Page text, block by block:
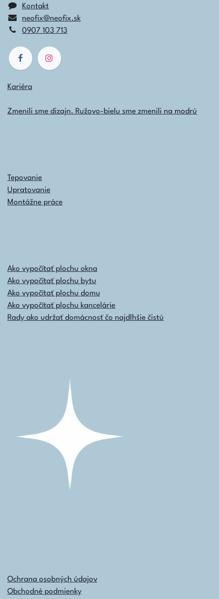
Kontakt
neofix@neofix.sk
0907 103 713
Kariéra
Zmenili sme dizajn. Ružovo-bielu sme zmenili na modrú
Tepovanie
Upratovanie
Montážne práce
Ako vypočítať plochu okna
Ako vypočítať plochu bytu
Ako vypočítať plochu domu
Ako vypočítať plochu kancelárie
Rady ako udržať domácnosť čo najdlhšie čistú
Ochrana osobných údajov
Obchodné podmienky